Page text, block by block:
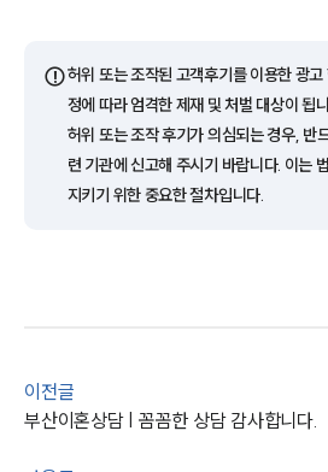
부소개
대륜의 강점
오시는 길
글로벌 파트너
고객의 소리
통합검색
이혼 법률정보
법률지식인
⚠️허위 또는 조작된 고객후기를 이용한 광
정에 따라 엄격한 제재 및 처벌 대상이 됩
허위 또는 조작 후기가 의심되는 경우, 반
련 기관에 신고해 주시기 바랍니다. 이는
지키기 위한 중요한 절차입니다.
이전글
부산이혼상담 | 꼼꼼한 상담 감사합니다.